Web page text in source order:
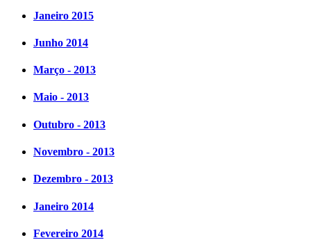
Janeiro 2015
Junho 2014
Março - 2013
Maio - 2013
Outubro - 2013
Novembro - 2013
Dezembro - 2013
Janeiro 2014
Fevereiro 2014